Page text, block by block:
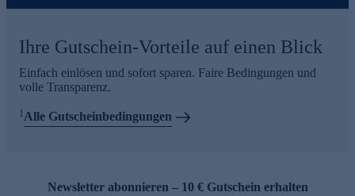
Ihre Gutschein-Vorteile auf einen Blick
Einfach einlösen und sofort sparen. Faire Bedingungen und
volle Transparenz.
1Alle Gutscheinbedingungen
Newsletter abonnieren – 10 € Gutschein erhalten